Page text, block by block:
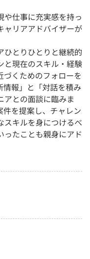
仕事に充実感を持っ
ャリアアドバイザーが
ひとりひとりと継続的
と現在のスキル・経験
くためのフォローを
情報」と「対話を積み
アとの面談に臨みま
を提案し、チャレン
スキルを身につけるべ
ったことも親身にアド